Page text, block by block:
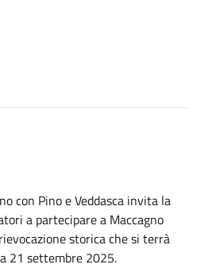
con Pino e Veddasca invita la
a partecipare a Maccagno
storica che si terrà
21 settembre 2025.